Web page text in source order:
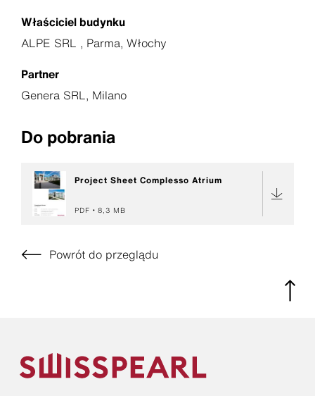
Właściciel budynku
ALPE SRL , Parma, Włochy
Partner
Genera SRL, Milano
Do pobrania
Project Sheet Complesso Atrium
PDF 8,3 MB
Powrót do przeglądu